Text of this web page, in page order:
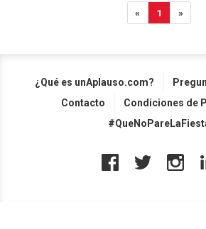
« 1 »
¿Qué es unAplauso.com?
Contacto
Condiciones de